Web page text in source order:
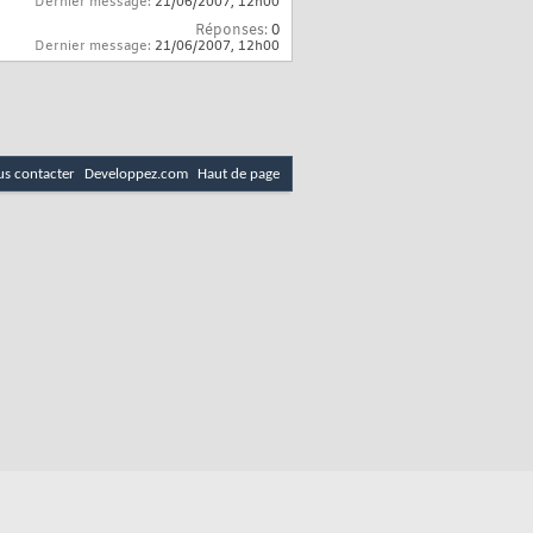
Réponses:0
Dernier message: 21/06/2007, 12h00
contacter Developpez.com Haut de page